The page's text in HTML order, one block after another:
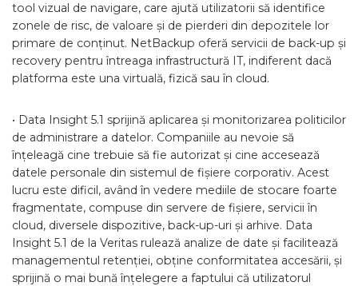
tool vizual de navigare, care ajută utilizatorii să identifice
zonele de risc, de valoare și de pierderi din depozitele lor
primare de conținut. NetBackup oferă servicii de back-up și
recovery pentru întreaga infrastructură IT, indiferent dacă
platforma este una virtuală, fizică sau în cloud.
• Data Insight 5.1 sprijină aplicarea și monitorizarea politicilor
de administrare a datelor. Companiile au nevoie să
înțeleagă cine trebuie să fie autorizat și cine accesează
datele personale din sistemul de fișiere corporativ. Acest
lucru este dificil, având în vedere mediile de stocare foarte
fragmentate, compuse din servere de fișiere, servicii în
cloud, diversele dispozitive, back-up-uri și arhive. Data
Insight 5.1 de la Veritas rulează analize de date și facilitează
managementul retenției, obține conformitatea accesării, și
sprijină o mai bună înțelegere a faptului că utilizatorul